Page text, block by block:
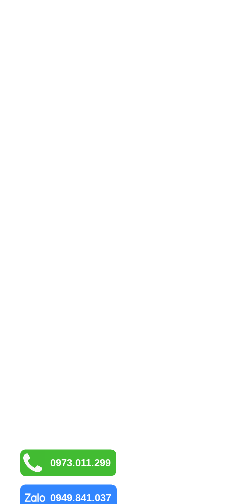
0973.011.299
0949.841.037